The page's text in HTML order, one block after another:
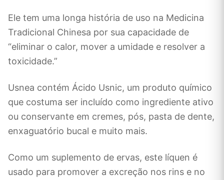
Ele tem uma longa história de uso na Medicina
Tradicional Chinesa por sua capacidade de
“eliminar o calor, mover a umidade e resolver a
toxicidade.”
Usnea contém Ácido Usnic, um produto químico
que costuma ser incluído como ingrediente ativo
ou conservante em cremes, pós, pasta de dente,
enxaguatório bucal e muito mais.
Como um suplemento de ervas, este líquen é
usado para promover a excreção nos rins e no